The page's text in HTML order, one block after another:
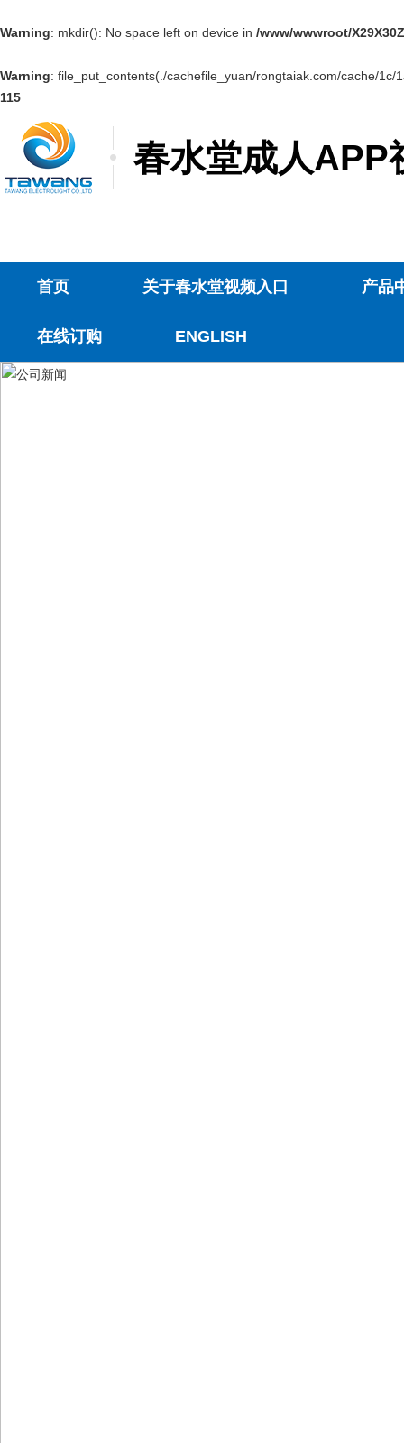
Warning: mkdir(): No space left on device in /www/wwwroot/
Warning: file_put_contents(./cachefile_yuan/rongtaiak.com/cache/
115
春水堂成人APP
首页 关于春水堂视频入口 产品
在线订购 ENGLISH